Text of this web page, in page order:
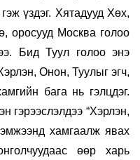
үздэг. Хятадууд Хөх,
оросууд Москва голоо
Бид Туул голоо энэ
Онон, Туулыг эгч,
бага нь гэлцдэг.
гэрээслэлдээ “Хэрлэн,
хамгаалж явах
өөр харь